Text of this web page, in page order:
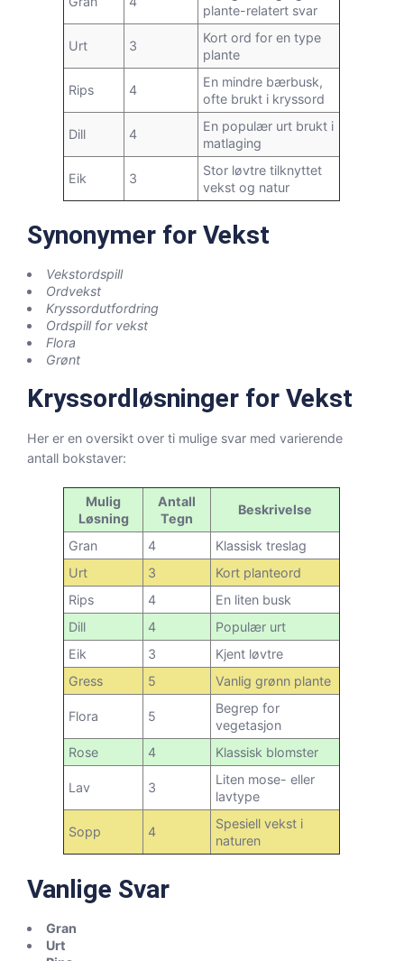
plante-relatert svar
Urt 3
Kort ord for en type
plante
Rips 4
En mindre bærbusk,
ofte brukt i kryssord
Dill 4
En populær urt brukt i
matlaging
Eik 3
Stor løvtre tilknyttet
vekst og natur
Synonymer for Vekst
Vekstordspill
Ordvekst
Kryssordutfordring
Ordspill for vekst
Flora
Grønt
Kryssordløsninger for Vekst
Her er en oversikt over ti mulige svar med varierende
antall bokstaver:
Mulig
Løsning
Antall
Tegn
Beskrivelse
Gran 4
Klassisk treslag
Urt
3
Kort planteord
Rips
4
En liten busk
Dill
4
Populær urt
Eik
3
Kjent løvtre
Gress
5 Vanlig grønn plante
Flora 5
Begrep for
vegetasjon
Rose
4 Klassisk blomster
Lav 3
Liten mose- eller
lavtype
Sopp 4
Spesiell vekst i
naturen
Vanlige Svar
Gran
Urt